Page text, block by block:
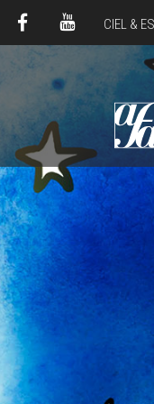
FACEBOOKYOUTUBE
CIEL &